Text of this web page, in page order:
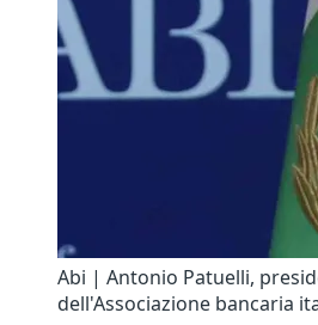
Abi | Antonio Patuelli,
dell'Associazione bancaria